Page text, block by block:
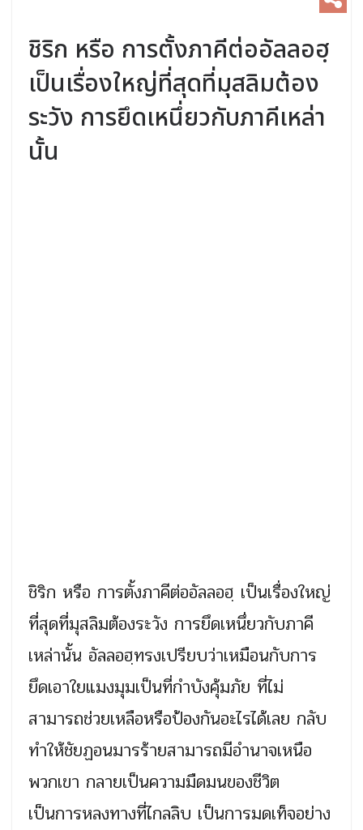
ชิริก หรือ การตั้งภาคีต่ออัลลอฮฺ
เป็นเรื่องใหญ่ที่สุดที่มุสลิมต้อง
ระวัง การยึดเหนึ่ยวกับภาคีเหล่า
นั้น
ชิริก หรือ การตั้งภาคีต่ออัลลอฮฺ เป็นเรื่องใหญ่
ที่สุดที่มุสลิมต้องระวัง การยึดเหนึ่ยวกับภาคี
เหล่านั้น อัลลอฮฺทรงเปรียบว่าเหมือนกับการ
ยึดเอาใยแมงมุมเป็นที่กำบังคุ้มภัย ที่ไม่
สามารถช่วยเหลือหรือป้องกันอะไรได้เลย กลับ
ทำให้ชัยฏอนมารร้ายสามารถมีอำนาจเหนือ
พวกเขา กลายเป็นความมืดมนของชีวิต
เป็นการหลงทางที่ไกลลิบ เป็นการมดเท็จอย่าง